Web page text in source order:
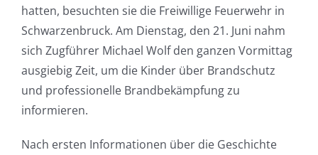
hatten, besuchten sie die Freiwillige Feuerwehr in
Schwarzenbruck. Am Dienstag, den 21. Juni nahm
sich Zugführer Michael Wolf den ganzen Vormittag
ausgiebig Zeit, um die Kinder über Brandschutz
und professionelle Brandbekämpfung zu
informieren.
Nach ersten Informationen über die Geschichte